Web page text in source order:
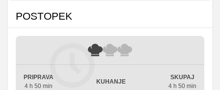
POSTOPEK
PRIPRAVA
4 h 50 min
KUHANJE
SKUPAJ
4 h 50 min